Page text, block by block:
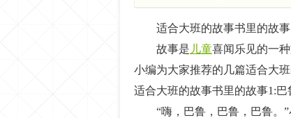
适合大班的故事书里的故事
故事是 儿童喜闻乐见的一
小编为大家推荐的几篇适合大班
适合大班的故事书里的故事1:巴
“嗨，巴鲁，巴鲁，巴鲁。